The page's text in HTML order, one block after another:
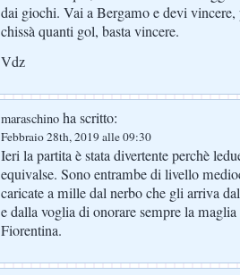
dai giochi. Vai a Bergamo e devi vincere,
chissà quanti gol, basta vincere.
Vdz
maraschino ha scritto:
Febbraio 28th, 2019 alle 09:30
Ieri la partita è stata divertente perchè
equivalse. Sono entrambe di livello
caricate a mille dal nerbo che gli arriva
e dalla voglia di onorare sempre la
Fiorentina.